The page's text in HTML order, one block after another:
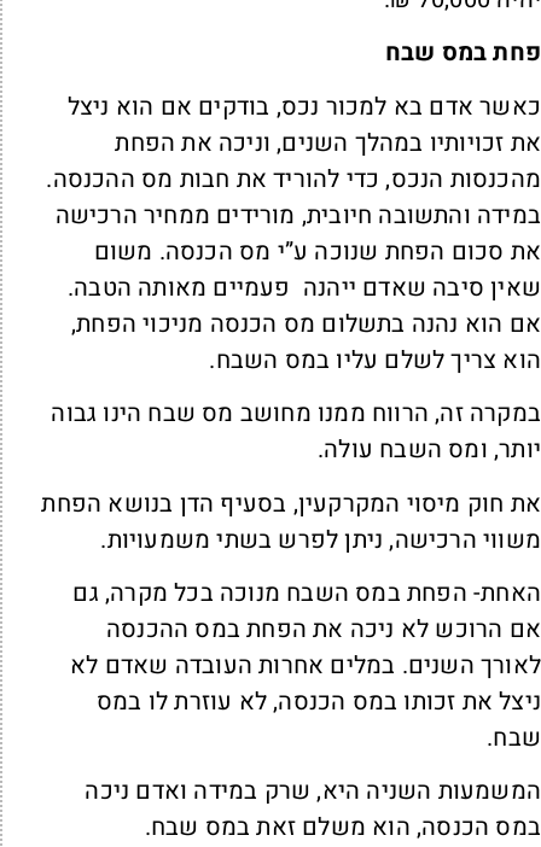
במס שבח
אדם בא למכור נכס, בודקים אם הוא ניצל
זכויותיו במהלך השנים, וניכה את הפחת
הנכס, כדי להוריד את חבות מס ההכנסה.
והתשובה חיובית, מורידים ממחיר הרכישה
סכום הפחת שנוכה ע”י מס הכנסה. משום
סיבה שאדם ייהנה פעמיים מאותה הטבה.
הוא נהנה בתשלום מס הכנסה מניכוי הפחת,
צריך לשלם עליו במס השבח.
זה, הרווח ממנו מחושב מס שבח הינו גבוה
ומס השבח עולה.
חוק מיסוי המקרקעין, בסעיף הדן בנושא הפחת
הרכישה, ניתן לפרש בשתי משמעויות.
הפחת במס השבח מנוכה בכל מקרה, גם
הרוכש לא ניכה את הפחת במס ההכנסה
השנים. במלים אחרות העובדה שאדם לא
את זכותו במס הכנסה, לא עוזרת לו במס
השניה היא, שרק במידה ואדם ניכה
הכנסה, הוא משלם זאת במס שבח.